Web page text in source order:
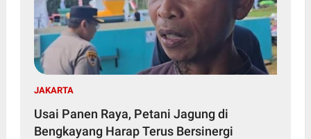
JAKARTA
Usai Panen Raya, Petani Jagung di
Bengkayang Harap Terus Bersinergi